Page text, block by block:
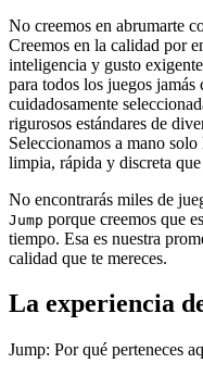
No creemos en abrumarte
Creemos en la calidad por
inteligencia y gusto
para todos los juegos jamás
cuidadosamente
rigurosos estándares de
Seleccionamos a mano
limpia, rápida y discreta
No encontrarás miles de
Jump porque creemos que
tiempo. Esa es nuestra
calidad que te mereces.
La experiencia
Jump: Por qué perteneces